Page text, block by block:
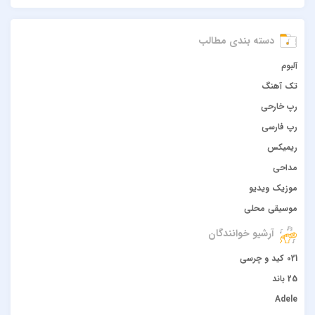
دسته بندی مطالب
آلبوم
تک آهنگ
رپ خارحی
رپ فارسی
ریمیکس
مداحی
موزیک ویدیو
موسیقی محلی
آرشیو خوانندگان
021 کید و چرسی
25 باند
Adele